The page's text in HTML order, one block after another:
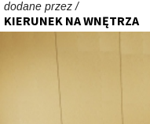
dodane przez /
KIERUNEK NA WNĘTRZA